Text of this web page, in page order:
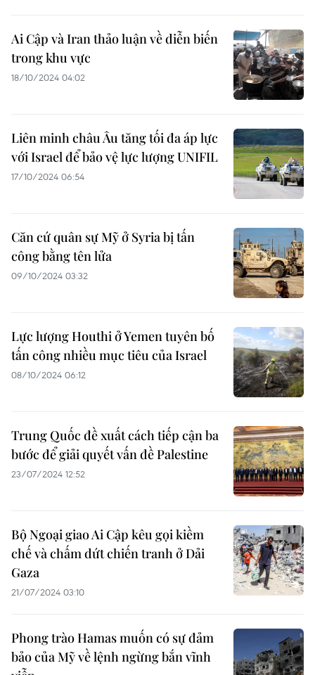
Ai Cập và Iran thảo luận về diễn biến
trong khu vực
18/10/2024 04:02
Liên minh châu Âu tăng tối đa áp lực
với Israel để bảo vệ lực lượng UNIFIL
17/10/2024 06:54
Căn cứ quân sự Mỹ ở Syria bị tấn
công bằng tên lửa
09/10/2024 03:32
Lực lượng Houthi ở Yemen tuyên bố
tấn công nhiều mục tiêu của Israel
08/10/2024 06:12
Trung Quốc đề xuất cách tiếp cận ba
bước để giải quyết vấn đề Palestine
23/07/2024 12:52
Bộ Ngoại giao Ai Cập kêu gọi kiềm
chế và chấm dứt chiến tranh ở Dải
Gaza
21/07/2024 03:10
Phong trào Hamas muốn có sự đảm
bảo của Mỹ về lệnh ngừng bắn vĩnh